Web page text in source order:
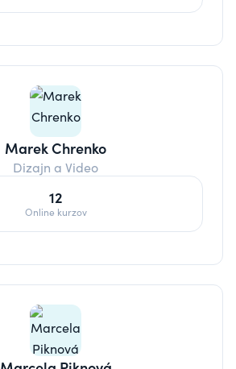
Marek Chrenko
Dizajn a Video
12
Online kurzov